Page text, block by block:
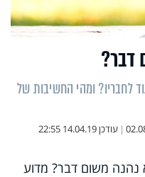
דבר?
לחבריו? ומהי החשיבות של
| עודכן14.04.19 22:55
נהנה משום דבר? מדוע